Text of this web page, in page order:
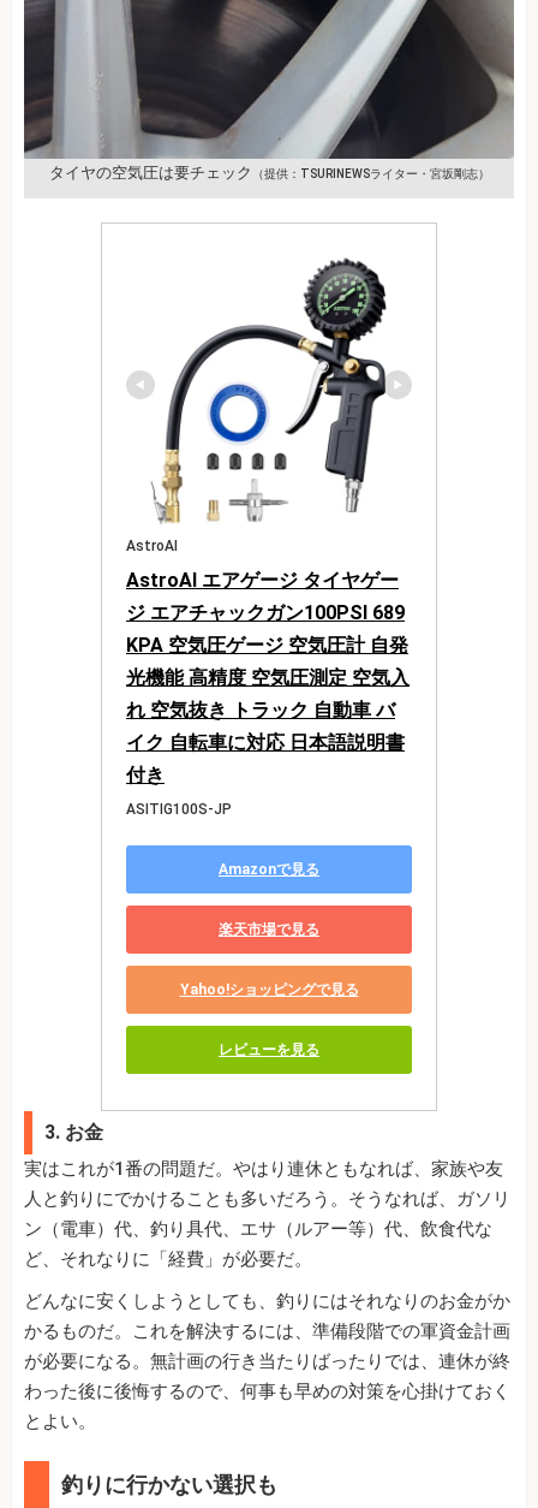
タイヤの空気圧は要チェック （提供：TSURINEWSライター・宮坂剛志）
AstroAI
AstroAI エアゲージ タイヤゲー
ジ エアチャックガン100PSI 689
KPA 空気圧ゲージ 空気圧計 自発
光機能 高精度 空気圧測定 空気入
れ 空気抜き トラック 自動車 バ
イク 自転車に対応 日本語説明書
付き
ASITIG100S-JP
Amazonで見る
楽天市場で見る
Yahoo!ショッピングで見る
レビューを見る
3. お金
実はこれが1番の問題だ。やはり連休ともなれば、家族や友
人と釣りにでかけることも多いだろう。そうなれば、ガソリ
ン（電車）代、釣り具代、エサ（ルアー等）代、飲食代な
ど、それなりに「経費」が必要だ。
どんなに安くしようとしても、釣りにはそれなりのお金がか
かるものだ。これを解決するには、準備段階での軍資金計画
が必要になる。無計画の行き当たりばったりでは、連休が終
わった後に後悔するので、何事も早めの対策を心掛けておく
とよい。
釣りに行かない選択も